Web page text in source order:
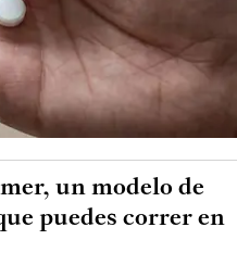
un modelo de
puedes correr en